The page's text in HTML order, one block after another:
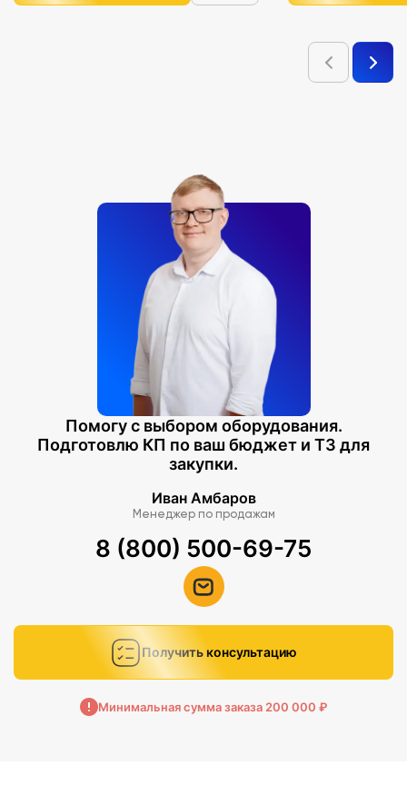
Помогу с выбором оборудования.
Подготовлю КП по ваш бюджет и ТЗ для
закупки.
Иван Амбаров
Менеджер по продажам
8 (800) 500-69-75
Получить консультацию
Минимальная сумма заказа 200 000 ₽